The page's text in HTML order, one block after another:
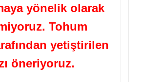
yönelik olarak
Tohum
yetiştirilen
öneriyoruz.